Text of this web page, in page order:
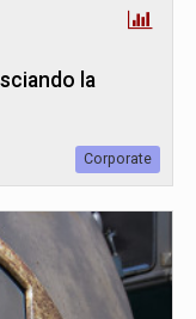
la
Corporate